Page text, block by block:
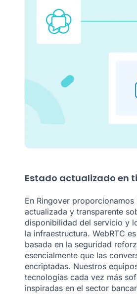
Estado actualizado en
En Ringover
actualizada y transparente
disponibilidad del servicio y
la infraestructura. WebRTC
basada en la seguridad
esencialmente que las
encriptadas. Nuestros
tecnologías cada vez más
inspiradas en el sector